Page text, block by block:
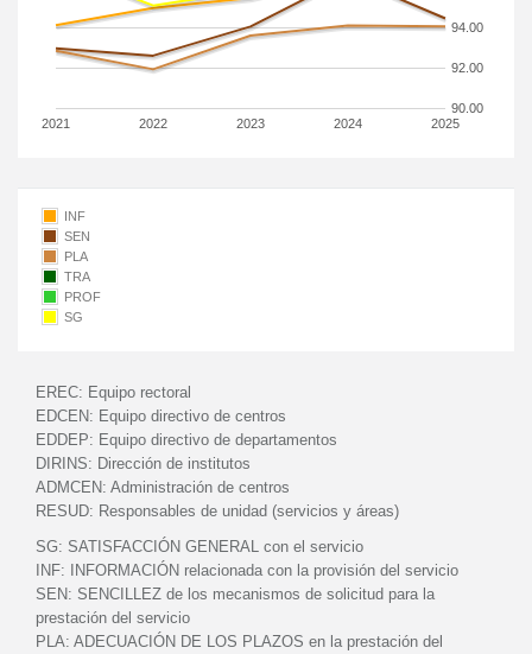
2021 2022 2023 2024 2025
90.00
92.00
94.00
INF
SEN
PLA
TRA
PROF
SG
EREC: Equipo rectoral
EDCEN: Equipo directivo de centros
EDDEP: Equipo directivo de departamentos
DIRINS: Dirección de institutos
ADMCEN: Administración de centros
RESUD: Responsables de unidad (servicios y áreas)
SG: SATISFACCIÓN GENERAL con el servicio
INF:
INFORMACIÓN relacionada con la provisión del servicio
SEN: SENCILLEZ de los mecanismos de solicitud para la
prestación del servicio
PLA: ADECUACIÓN DE LOS PLAZOS en la prestación del